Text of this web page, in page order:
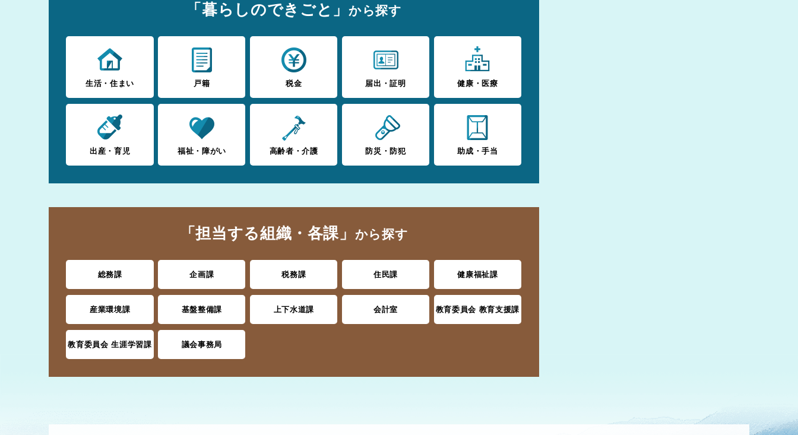
「暮らしのできごと」 から探す
生活・住まい 戸籍 税金 届出・証明 健康・医療
出産・育児 福祉・障がい 高齢者・介護 防災・防犯 助成・手当
「担当する組織・各課」 から探す
総務課 企画課 税務課 住民課 健康福祉課
産業環境課 基盤整備課 上下水道課 会計室 教育委員会 教育支援課
教育委員会 生涯学習課 議会事務局